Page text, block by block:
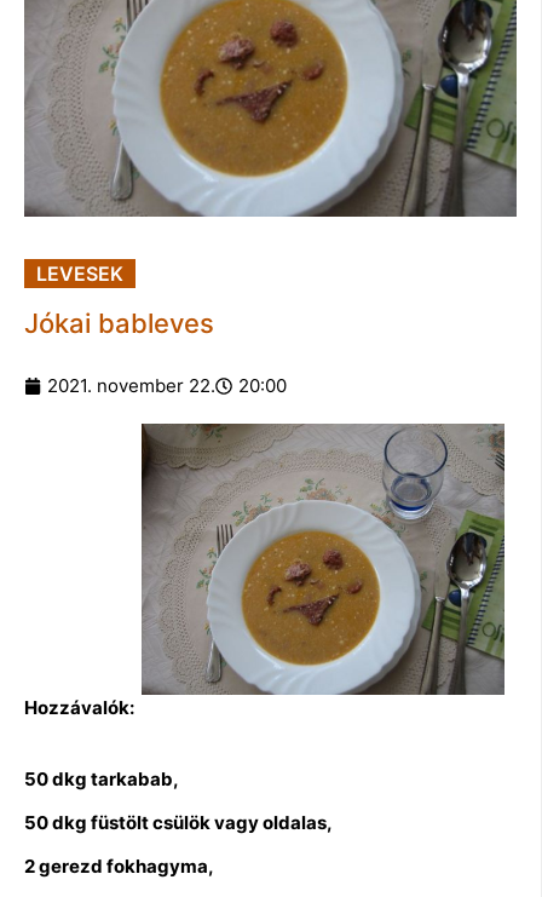
LEVESEK
Jókai bableves
2021. november 22. 20:00
Hozzávalók:
50 dkg tarkabab,
50 dkg füstölt csülök vagy oldalas,
2 gerezd fokhagyma,